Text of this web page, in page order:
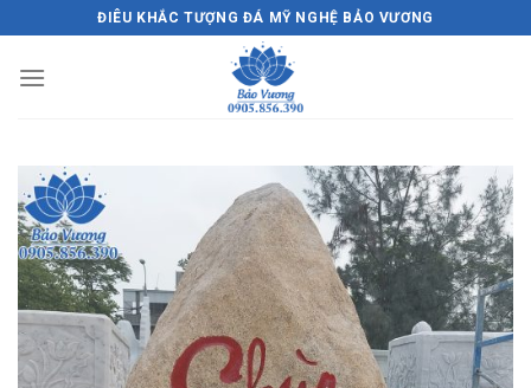
to
content
ĐIÊU KHẮC TƯỢNG ĐÁ MỸ NGHỆ BẢO VƯƠNG